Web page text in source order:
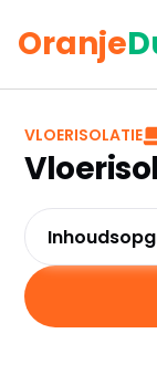
Oranje
VLOERISOLATIE
Waarom
Kosten en
Subsidies in